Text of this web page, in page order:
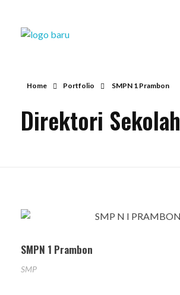
Home Portfolio SMPN 1 Prambon
Direktori Sekolah
SMPN 1 Prambon
SMP